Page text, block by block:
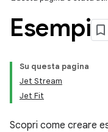
Esempi
Su questa pagina
Jet Stream
Jet Fit
Scopri come creare